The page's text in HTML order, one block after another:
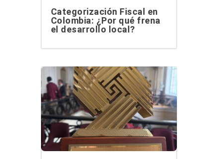
Categorización Fiscal en
Colombia: ¿Por qué frena
el desarrollo local?